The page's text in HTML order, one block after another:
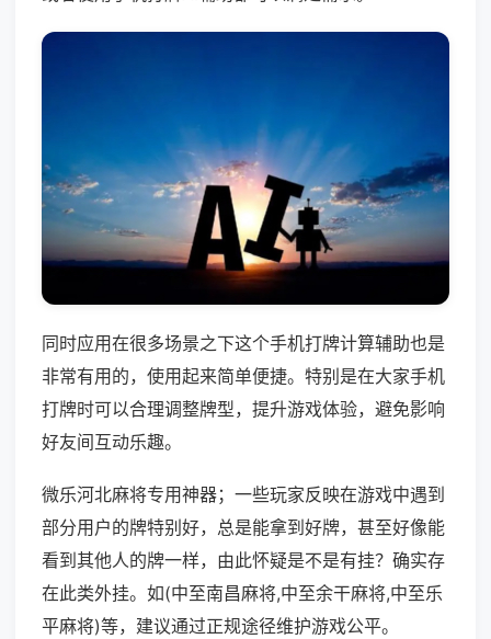
同时应用在很多场景之下这个手机打牌计算辅助也是
非常有用的，使用起来简单便捷。特别是在大家手机
打牌时可以合理调整牌型，提升游戏体验，避免影响
好友间互动乐趣。
微乐河北麻将专用神器；一些玩家反映在游戏中遇到
部分用户的牌特别好，总是能拿到好牌，甚至好像能
看到其他人的牌一样，由此怀疑是不是有挂？确实存
在此类外挂。如(中至南昌麻将,中至余干麻将,中至乐
平麻将)等，建议通过正规途径维护游戏公平。